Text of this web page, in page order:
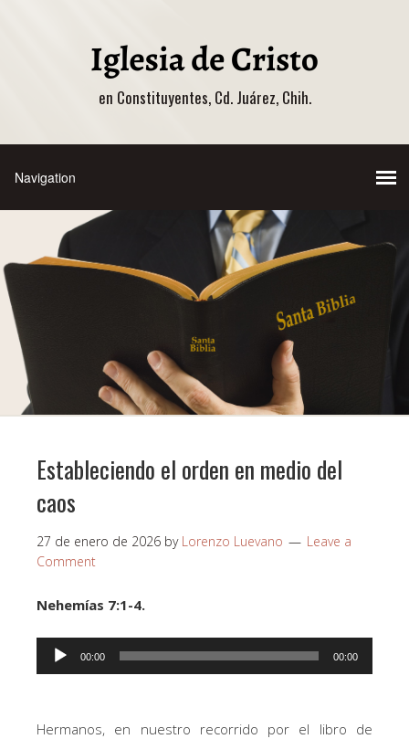
en Constituyentes, Cd. Juárez, Chih.
Estableciendo el orden en medio del
caos
27 de enero de 2026 by Lorenzo Luevano
Leave a
Comment
Nehemías 7:1-4.
Reproductor
00:00 00:00
Hermanos, en nuestro recorrido por el libro de